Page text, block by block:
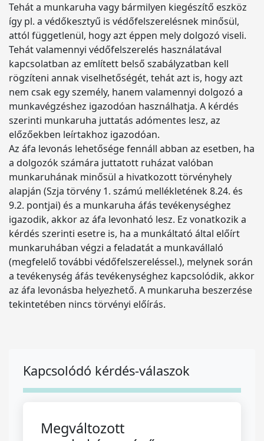
Tehát a munkaruha vagy bármilyen kiegészítő eszköz
így pl. a védőkesztyű is védőfelszerelésnek minősül,
attól függetlenül, hogy azt éppen mely dolgozó viseli.
Tehát valamennyi védőfelszerelés használatával
kapcsolatban az említett belső szabályzatban kell
rögzíteni annak viselhetőségét, tehát azt is, hogy azt
nem csak egy személy, hanem valamennyi dolgozó a
munkavégzéshez igazodóan használhatja. A kérdés
szerinti munkaruha juttatás adómentes lesz, az
előzőekben leírtakhoz igazodóan.
Az áfa levonás lehetősége fennáll abban az esetben, ha
a dolgozók számára juttatott ruházat valóban
munkaruhának minősül a hivatkozott törvényhely
alapján (Szja törvény 1. számú mellékletének 8.24. és
9.2. pontjai) és a munkaruha áfás tevékenységhez
igazodik, akkor az áfa levonható lesz. Ez vonatkozik a
kérdés szerinti esetre is, ha a munkáltató által előírt
munkaruhában végzi a feladatát a munkavállaló
(megfelelő további védőfelszereléssel.), melynek során
a tevékenység áfás tevékenységhez kapcsolódik, akkor
az áfa levonásba helyezhető. A munkaruha beszerzése
tekintetében nincs törvényi előírás.
Kapcsolódó kérdés-válaszok
Megváltozott